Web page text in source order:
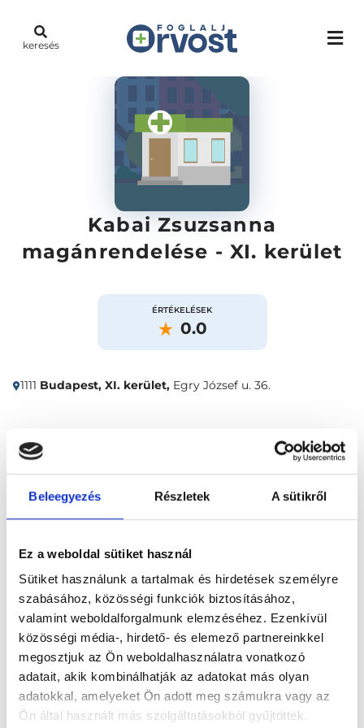
Beleegyezés Részletek A sütikről
Ez a weboldal sütiket használ
Sütiket használunk a tartalmak és hirdetések személyre
szabásához, közösségi funkciók biztosításához,
valamint weboldalforgalmunk elemzéséhez. Ezenkívül
közösségi média-, hirdető- és elemező partnereinkkel
megosztjuk az Ön weboldalhasználatra vonatkozó
adatait, akik kombinálhatják az adatokat más olyan
adatokkal, amelyeket Ön adott meg számukra vagy az
Ön által használt más szolgáltatásokból gyűjtöttek.
keresés
Kabai Zsuzsanna
magánrendelése - XI. kerület
ÉRTÉKELÉSEK
0.0
1111 Budapest, XI. kerület, Egry József u. 36.
Foglalj időpontot
Főoldal Klinikák
Pszichológus, Budapest, XI. kerület